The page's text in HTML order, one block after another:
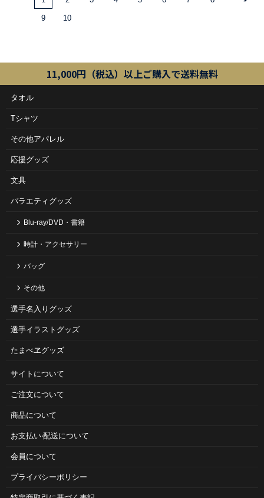
9 10
11,000円（税込）以上ご購入で送料無料
タオル
Tシャツ
その他アパレル
応援グッズ
文具
バラエティグッズ
Blu-ray/DVD・書籍
時計・アクセサリー
バッグ
その他
選手名入りグッズ
選手イラストグッズ
たまべヱグッズ
サイトについて
ご注⽂について
商品について
お⽀払い‧配送について
会員について
プライバシーポリシー